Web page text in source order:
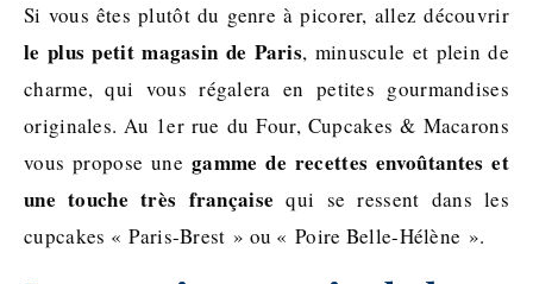
Si vous êtes plutôt du genre à picorer, allez découvrir
le plus petit magasin de Paris, minuscule et plein de
charme, qui vous régalera en petites gourmandises
originales. Au 1er rue du Four, Cupcakes & Macarons
vous propose une gamme de recettes envoûtantes et
une touche très française qui se ressent dans les
cupcakes « Paris-Brest » ou « Poire Belle-Hélène ».